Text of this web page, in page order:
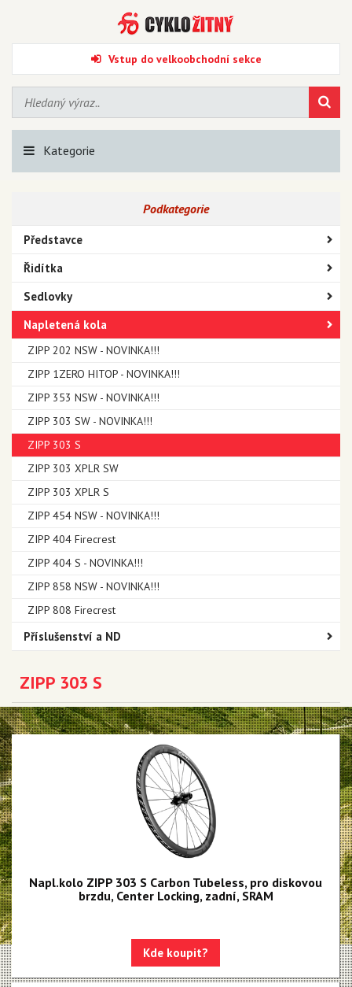
Vstup do velkoobchodní sekce
Kategorie
Podkategorie
Představce
Řidítka
Sedlovky
Napletená kola
ZIPP 202 NSW - NOVINKA!!!
ZIPP 1ZERO HITOP - NOVINKA!!!
ZIPP 353 NSW - NOVINKA!!!
ZIPP 303 SW - NOVINKA!!!
ZIPP 303 S
ZIPP 303 XPLR SW
ZIPP 303 XPLR S
ZIPP 454 NSW - NOVINKA!!!
ZIPP 404 Firecrest
ZIPP 404 S - NOVINKA!!!
ZIPP 858 NSW - NOVINKA!!!
ZIPP 808 Firecrest
Příslušenství a ND
ZIPP 303 S
Napl.kolo ZIPP 303 S Carbon Tubeless, pro diskovou
brzdu, Center Locking, zadní, SRAM
Kde koupit?